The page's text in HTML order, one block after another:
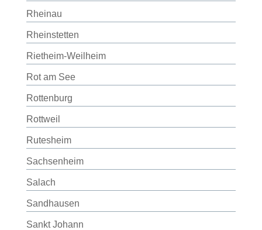
Rheinau
Rheinstetten
Rietheim-Weilheim
Rot am See
Rottenburg
Rottweil
Rutesheim
Sachsenheim
Salach
Sandhausen
Sankt Johann